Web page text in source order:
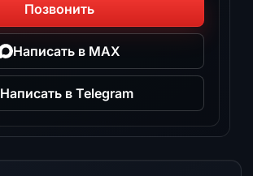
Позвонить
Написать в MAX
Написать в Telegram